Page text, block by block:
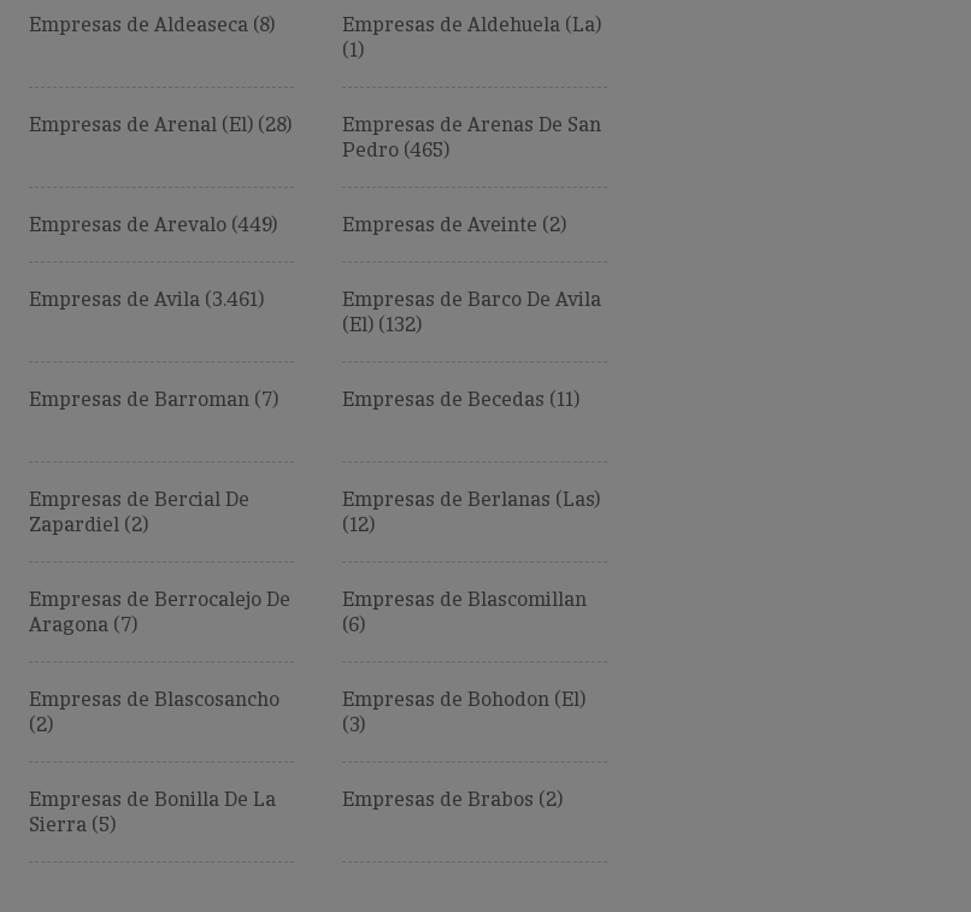
Empresas de Aldeaseca (8)
Empresas de Aldehuela (La)
(1)
Empresas de Arenal (El) (28)
Empresas de Arenas De San
Pedro (465)
Empresas de Arevalo (449) Empresas de Aveinte (2)
Empresas de Avila (3.461)
Empresas de Barco De Avila
(El) (132)
Empresas de Barroman (7) Empresas de Becedas (11)
Empresas de Bercial De
Zapardiel (2)
Empresas de Berlanas (Las)
(12)
Empresas de Berrocalejo De
Aragona (7)
Empresas de Blascomillan
(6)
Empresas de Blascosancho
(2)
Empresas de Bohodon (El)
(3)
Empresas de Bonilla De La
Sierra (5)
Empresas de Brabos (2)